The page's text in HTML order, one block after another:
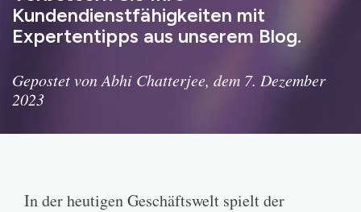
Kundendienstfähigkeiten mit
Expertentipps aus unserem Blog.
Gepostet von Abhi Chatterjee, dem 7. Dezember
2023
In der heutigen Geschäftswelt spielt der